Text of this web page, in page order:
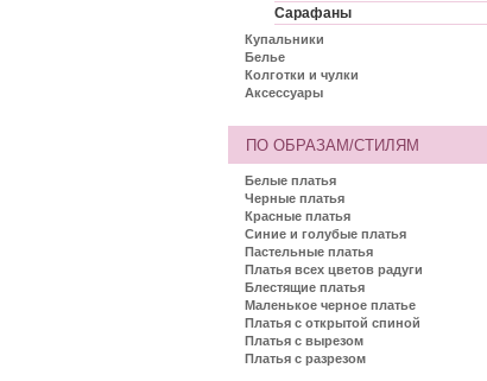
Сарафаны
Купальники
Белье
Колготки и чулки
Аксессуары
ПО ОБРАЗАМ/СТИЛЯМ
Белые платья
Черные платья
Красные платья
Синие и голубые платья
Пастельные платья
Платья всех цветов радуги
Блестящие платья
Маленькое черное платье
Платья с открытой спиной
Платья с вырезом
Платья с разрезом